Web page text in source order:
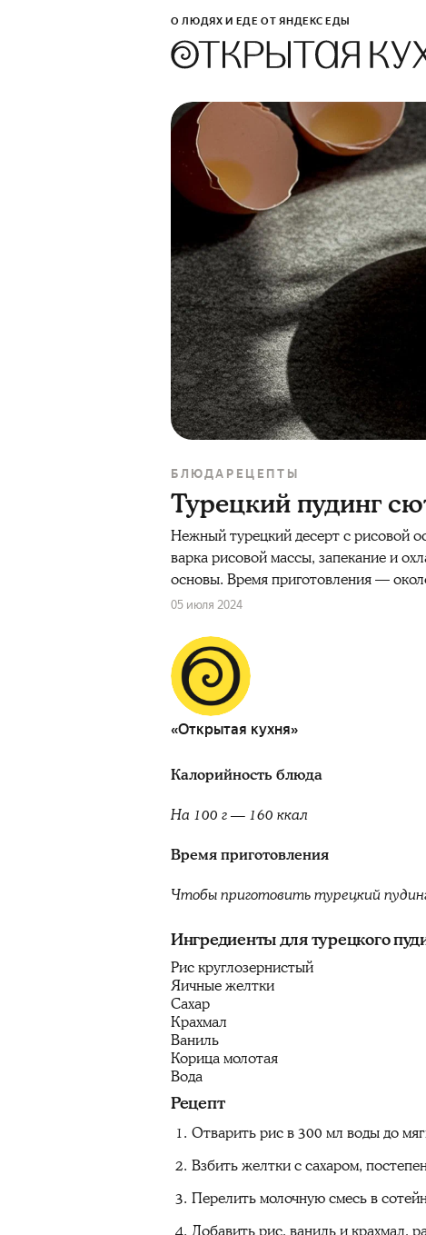
О ЛЮДЯХ И ЕДЕ ОТ ЯНДЕКС ЕДЫ
БЛЮДА РЕЦЕПТЫ
Турецкий пудинг
Нежный турецкий десерт с рисовой
варка рисовой массы, запекание и
основы. Время приготовления —
05 июля 2024
«Открытая кухня»
Калорийность блюда
На 100 г — 160 ккал
Время приготовления
Чтобы приготовить турецкий
Ингредиенты для турецкого
Рис круглозернистый
Яичные желтки
Сахар
Крахмал
Ваниль
Корица молотая
Вода
Рецепт
Отварить рис в 300 мл воды до
Взбить желтки с сахаром,
Перелить молочную смесь в